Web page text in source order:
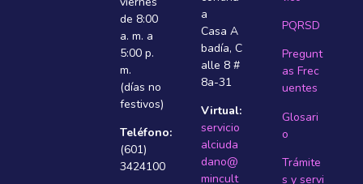
de 8:00
a. m. a
5:00 p.
m.
(días no
festivos)
Teléfono:
(601)
3424100
a
Casa A
badí­a, C
alle 8 #
8a-31
Virtual:
servicio
alciuda
dano@
mincult
PQRSD
Pregunt
as Frec
uentes
Glosari
o
Trámite
s y servi